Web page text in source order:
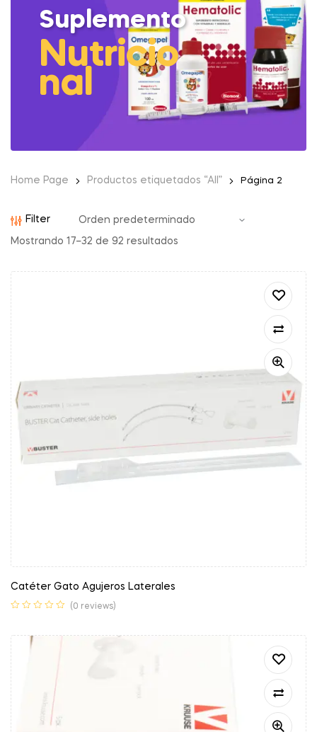
Suplemento
Nutricio
nal
Home Page Productos etiquetados “All” Página 2
Filter
Mostrando 17–32 de 92 resultados
Catéter Gato Agujeros Laterales
(0 reviews)